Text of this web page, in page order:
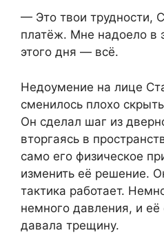
— Это твои трудности,
платёж. Мне надоело в
этого дня — всё.
Недоумение на лице
сменилось плохо
Он сделал шаг из
вторгаясь в
само его физическое
изменить её решение.
тактика работает.
немного давления, и её
давала трещину.